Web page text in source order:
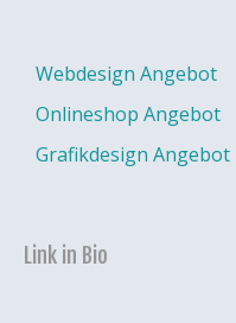
Webdesign Angebot
Onlineshop Angebot
Grafikdesign Angebot
Link in Bio